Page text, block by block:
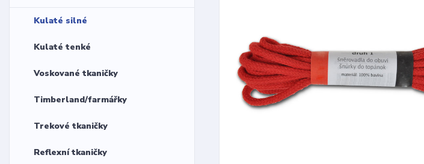
Kulaté silné
Kulaté tenké
Voskované tkaničky
Timberland/farmářky
Trekové tkaničky
Reflexní tkaničky